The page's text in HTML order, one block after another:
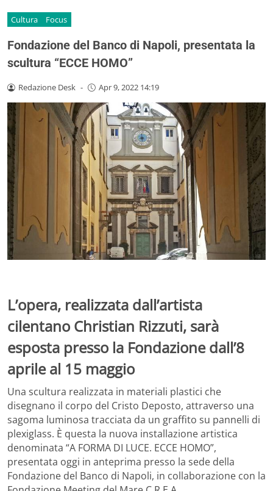
Cultura Focus
Fondazione del Banco di Napoli, presentata la
scultura “ECCE HOMO”
Redazione Desk - Apr 9, 2022 14:19
L’opera, realizzata dall’artista
cilentano Christian Rizzuti, sarà
esposta presso la Fondazione dall’8
aprile al 15 maggio
Una scultura realizzata in materiali plastici che
disegnano il corpo del Cristo Deposto, attraverso una
sagoma luminosa tracciata da un graffito su pannelli di
plexiglass. È questa la nuova installazione artistica
denominata “A FORMA DI LUCE. ECCE HOMO”,
presentata oggi in anteprima presso la sede della
Fondazione del Banco di Napoli, in collaborazione con la